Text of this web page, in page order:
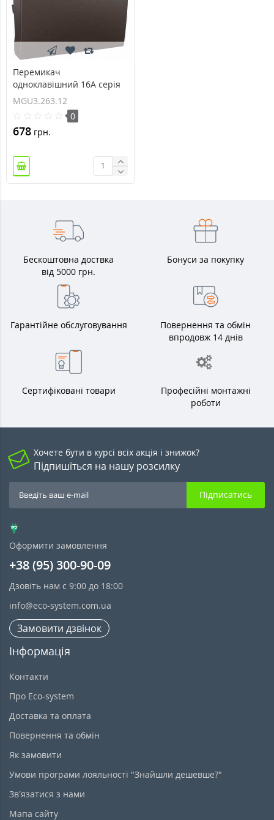
Перемикач
одноклавішний 16А серія
Unica MGU3.263.12
MGU3.263.12
0
678 грн.
Бескоштовна доствка
від 5000 грн.
Бонуси за покупку
Гарантійне обслуговування
Повернення та обмін
впродовж 14 днів
Сертифіковані товари
Професійні монтажні
роботи
Хочете бути в курсі всіх акція і знижок?
Підпишіться на нашу розсилку
Підписатись
Оформити замовлення
+38 (95) 300-90-09
Дзовіть нам с 9:00 до 18:00
info@eco-system.com.ua
Замовити дзвінок
Інформація
Контакти
Про Eco-system
Доставка та оплата
Повернення та обмін
Як замовити
Умови програми лояльності "Знайшли дешевше?"
Зв’язатися з нами
Мапа сайту